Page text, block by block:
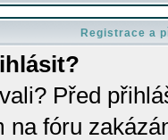
Registrace a
Před
na fóru